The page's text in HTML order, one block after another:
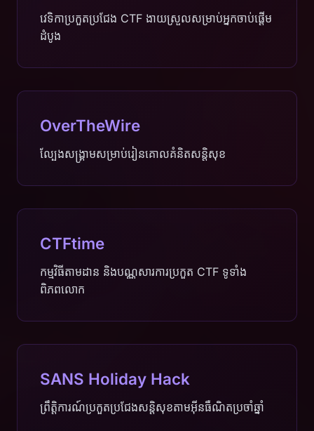
វេទិកាប្រកួតប្រជែង CTF ងាយស្រួលសម្រាប់អ្នកចាប់ផ្តើម
ដំបូង
OverTheWire
ល្បែងសង្គ្រាមសម្រាប់រៀនគោលគំនិតសន្តិសុខ
CTFtime
កម្មវិធីតាមដាន និងបណ្ណសារការប្រកួត CTF ទូទាំង
ពិភពលោក
SANS Holiday Hack
ព្រឹត្តិការណ៍ប្រកួតប្រជែងសន្តិសុខតាមអ៊ីនធឺណិតប្រចាំឆ្នាំ